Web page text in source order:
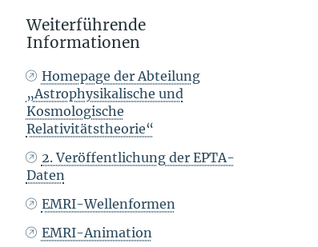
Weiterführende
Informationen
Homepage der Abteilung
„Astrophysikalische und
Kosmologische
Relativitätstheorie“
2. Veröffentlichung der EPTA-
Daten
EMRI-Wellenformen
EMRI-Animation